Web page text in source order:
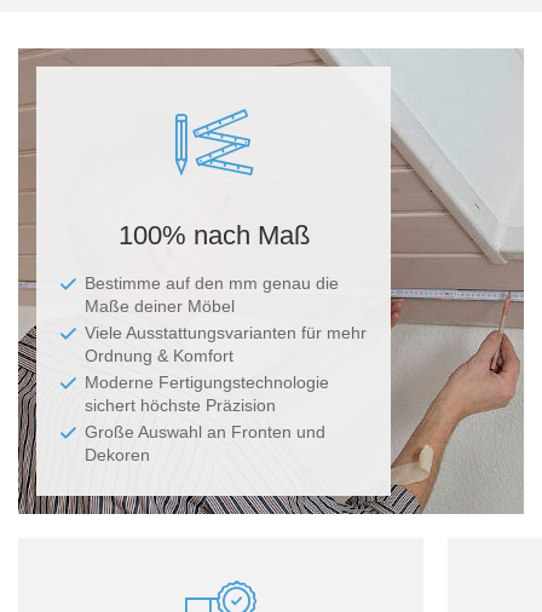
100% nach Maß
Bestimme auf den mm genau die
Maße deiner Möbel
Viele Ausstattungsvarianten für mehr
Ordnung & Komfort
Moderne Fertigungstechnologie
sichert höchste Präzision
Große Auswahl an Fronten und
Dekoren